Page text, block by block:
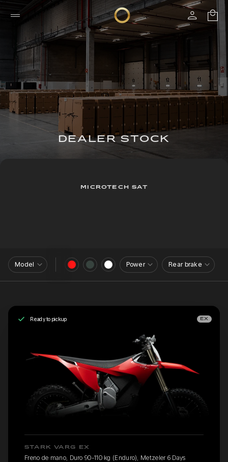
DEALER STOCK
MICROTECH SAT
Model Power Rear brake
Ready to pickup EX
STARK VARG EX
Freno de mano, Duro 90-110 kg (Enduro), Metzeler 6 Days